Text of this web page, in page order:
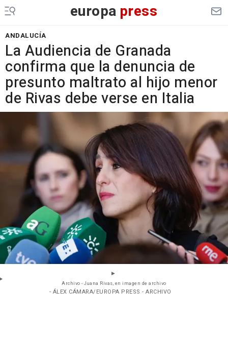
europa press
ANDALUCÍA
La Audiencia de Granada
confirma que la denuncia de
presunto maltrato al hijo menor
de Rivas debe verse en Italia
Archivo - Juana Rivas, en imagen de archivo
- ÁLEX CÁMARA/EUROPA PRESS - ARCHIVO